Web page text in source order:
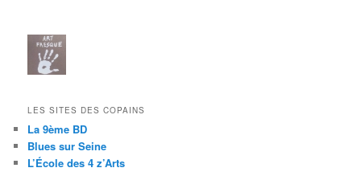
LES SITES DES COPAINS
La 9ème BD
Blues sur Seine
L’École des 4 z’Arts